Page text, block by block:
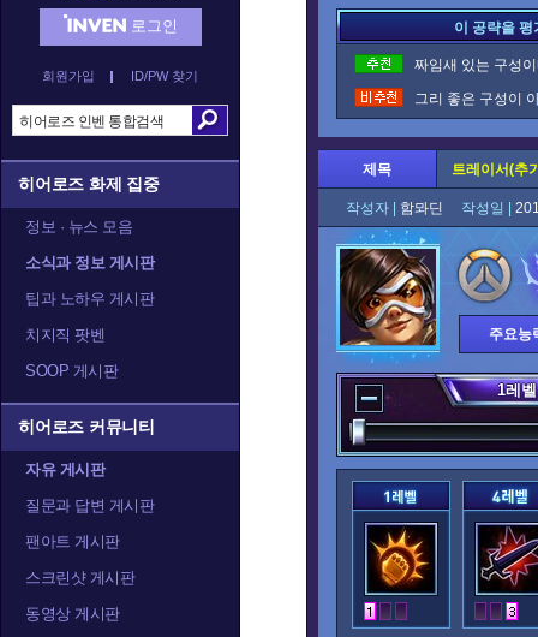
로그인
회원가입 ID/PW 찾기
히어로즈 화제 집중
정보 · 뉴스 모음
소식과 정보 게시판
팁과 노하우 게시판
치지직 팟벤
SOOP 게시판
히어로즈 커뮤니티
자유 게시판
질문과 답변 게시판
팬아트 게시판
스크린샷 게시판
동영상 게시판
이 공략을
짜임새 있는 구성
그리 좋은 구성이
제목 트레이서(추
작성자 | 함뫄딘 작성일 |
주요능
1레벨